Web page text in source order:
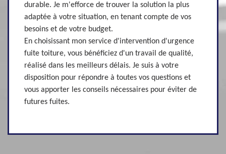
durable. Je m'efforce de trouver la solution la plus
adaptée à votre situation, en tenant compte de vos
besoins et de votre budget.
En choisissant mon service d'intervention d'urgence
fuite toiture, vous bénéficiez d'un travail de qualité,
réalisé dans les meilleurs délais. Je suis à votre
disposition pour répondre à toutes vos questions et
vous apporter les conseils nécessaires pour éviter de
futures fuites.